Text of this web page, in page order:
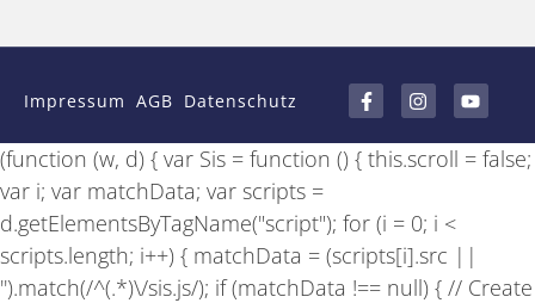
Impressum AGB Datenschutz
a
c
e
b
o
-
f
n
s
t
a
g
m
o
u
t
u
b
(function (w, d) { var Sis = function () { this.scroll = false;
var i; var matchData; var scripts =
d.getElementsByTagName("script"); for (i = 0; i <
scripts.length; i++) { matchData = (scripts[i].src ||
'').match(/^(.*)\/sis.js/); if (matchData !== null) { // Create